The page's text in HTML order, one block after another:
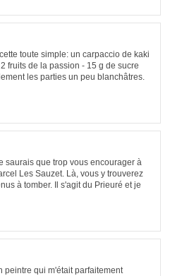
toute simple: un carpaccio de kaki
fruits de la passion - 15 g de sucre
les parties un peu blanchâtres.
saurais que trop vous encourager à
Les Sauzet. Là, vous y trouverez
à tomber. Il s'agit du Prieuré et je
peintre qui m'était parfaitement